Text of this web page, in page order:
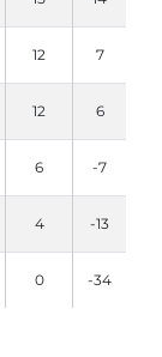
12 7
12 6
6 -7
4 -13
0 -34